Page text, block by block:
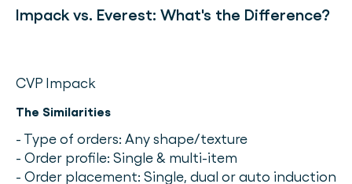
Impack vs. Everest: What's the Difference?
CVP Impack
The Similarities
- Type of orders: Any shape/texture
- Order profile: Single & multi-item
- Order placement: Single, dual or auto induction